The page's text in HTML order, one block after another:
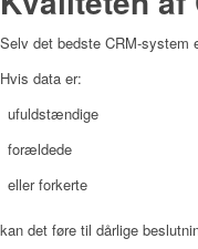
Selv det bedste CRM-system
Hvis data er:
ufuldstændige
forældede
eller forkerte
kan det føre til dårlige